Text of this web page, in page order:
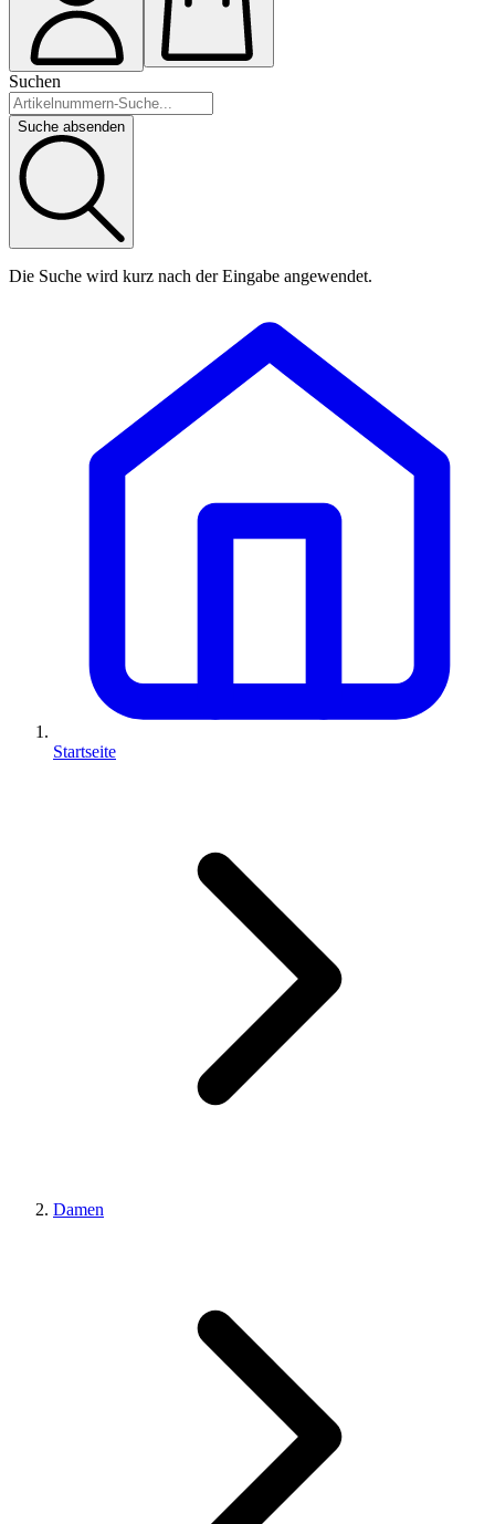
Suchen
Suche absenden
Die Suche wird kurz nach der Eingabe angewendet.
Startseite
Damen